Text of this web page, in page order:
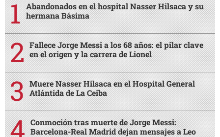
Abandonados en el hospital Nasser Hilsaca y su
hermana Básima
Fallece Jorge Messi a los 68 años: el pilar clave
en el origen y la carrera de Lionel
Muere Nasser Hilsaca en el Hospital General
Atlántida de La Ceiba
Conmoción tras muerte de Jorge Messi:
Barcelona-Real Madrid dejan mensajes a Leo